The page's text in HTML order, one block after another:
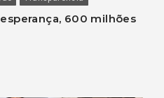
600 milhões